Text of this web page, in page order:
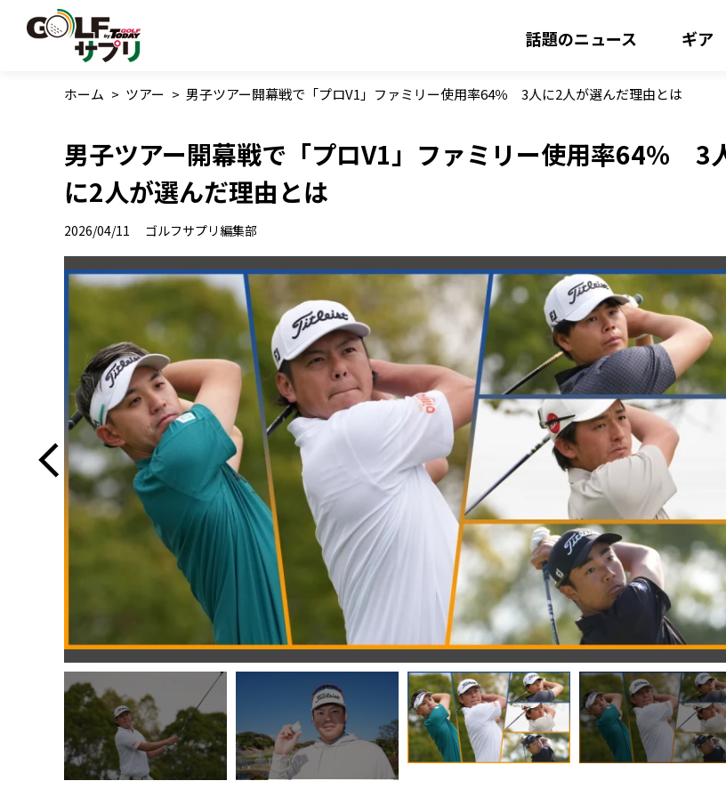
話題のニュース ギア
ホーム > ツアー > 男子ツアー開幕戦で「プロV1」ファミリー使用率64％ 3人に2人が選んだ理由とは
男子ツアー開幕戦で「プロV1」ファミリー使用率64％ 3
に2人が選んだ理由とは
2026/04/11 ゴルフサプリ編集部